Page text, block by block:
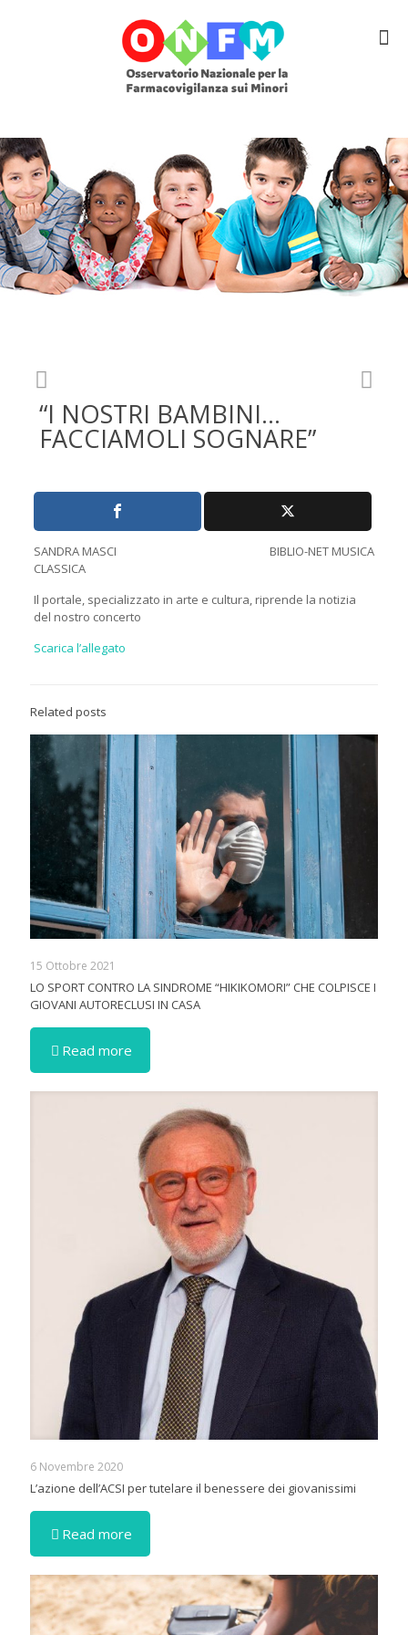
“I NOSTRI BAMBINI…
FACCIAMOLI SOGNARE”
SANDRA MASCI BIBLIO-NET MUSICA
CLASSICA
Il portale, specializzato in arte e cultura, riprende la notizia
del nostro concerto
Scarica l’allegato
Related posts
15 Ottobre 2021
LO SPORT CONTRO LA SINDROME “HIKIKOMORI” CHE COLPISCE I
GIOVANI AUTORECLUSI IN CASA
Read more
6 Novembre 2020
L’azione dell’ACSI per tutelare il benessere dei giovanissimi
Read more